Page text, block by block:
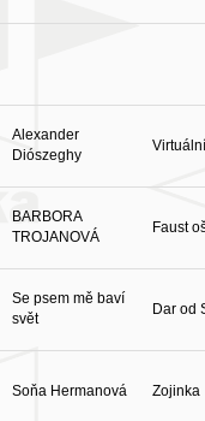
Alexander
Diószeghy
BARBORA
TROJANOVÁ
Faust
Se psem mě baví
svět
Dar od
Soňa Hermanová Zojinka